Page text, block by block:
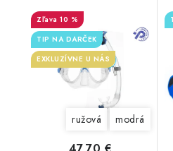
10 %
TIP NA DARČEK
EXKLUZÍVNE U NÁS
ružová modrá